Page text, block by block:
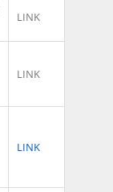
LINK
LINK
LINK